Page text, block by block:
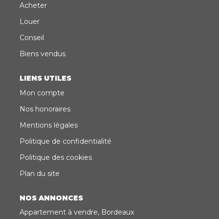
Acheter
Louer
Conseil
Biens vendus
LIENS UTILES
Mon compte
Nos honoraires
Mentions légales
Politique de confidentialité
Politique des cookies
Plan du site
NOS ANNONCES
Appartement à vendre, Bordeaux